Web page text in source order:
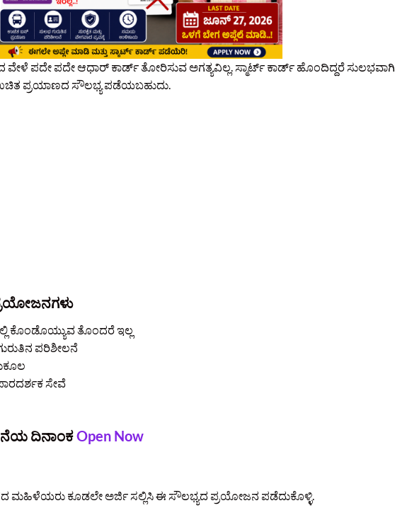
ಪದೇ ಪದೇ ಆಧಾರ್ ಕಾರ್ಡ್ ತೋರಿಸುವ ಅಗತ್ಯವಿಲ್ಲ. ಸ್ಮಾರ್ಟ್ ಕಾರ್ಡ್ ಹೊಂದಿದ್ದರೆ ಸುಲಭವಾಗಿ
ಪ್ರಯಾಣದ ಸೌಲಭ್ಯ ಪಡೆಯಬಹುದು.
ಕೊಂಡೊಯ್ಯುವ ತೊಂದರೆ ಇಲ್ಲ
ಪರಿಶೀಲನೆ
ಸೇವೆ
ದಿನಾಂಕOpen Now
ಮಹಿಳೆಯರು ಕೂಡಲೇ ಅರ್ಜಿ ಸಲ್ಲಿಸಿ ಈ ಸೌಲಭ್ಯದ ಪ್ರಯೋಜನ ಪಡೆದುಕೊಳ್ಳಿ.